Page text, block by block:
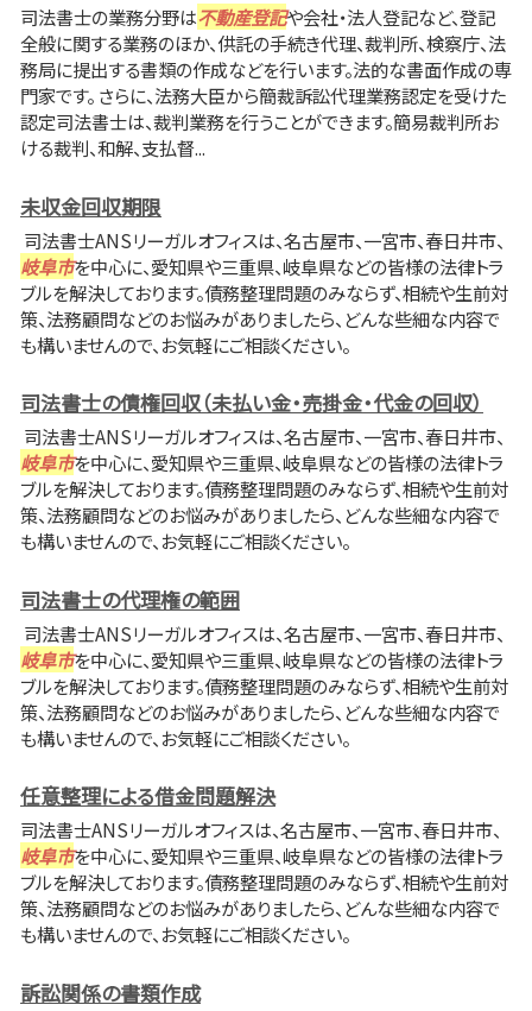
司法書士の業務分野は不動産登記や会社・法人登記など、登記
全般に関する業務のほか、供託の手続き代理、裁判所、検察庁、法
務局に提出する書類の作成などを行います。法的な書面作成の専
門家です。 さらに、法務大臣から簡裁訴訟代理業務認定を受けた
認定司法書士は、裁判業務を行うことができます。簡易裁判所お
ける裁判、和解、支払督...
未収金回収期限
司法書士ANSリーガルオフィスは、名古屋市、一宮市、春日井市、
岐阜市を中心に、愛知県や三重県、岐阜県などの皆様の法律トラ
ブルを解決しております。債務整理問題のみならず、相続や生前対
策、法務顧問などのお悩みがありましたら、どんな些細な内容で
も構いませんので、お気軽にご相談ください。
司法書士の債権回収（未払い金・売掛金・代金の回収）
司法書士ANSリーガルオフィスは、名古屋市、一宮市、春日井市、
岐阜市を中心に、愛知県や三重県、岐阜県などの皆様の法律トラ
ブルを解決しております。債務整理問題のみならず、相続や生前対
策、法務顧問などのお悩みがありましたら、どんな些細な内容で
も構いませんので、お気軽にご相談ください。
司法書士の代理権の範囲
司法書士ANSリーガルオフィスは、名古屋市、一宮市、春日井市、
岐阜市を中心に、愛知県や三重県、岐阜県などの皆様の法律トラ
ブルを解決しております。債務整理問題のみならず、相続や生前対
策、法務顧問などのお悩みがありましたら、どんな些細な内容で
も構いませんので、お気軽にご相談ください。
任意整理による借金問題解決
司法書士ANSリーガルオフィスは、名古屋市、一宮市、春日井市、
岐阜市を中心に、愛知県や三重県、岐阜県などの皆様の法律トラ
ブルを解決しております。債務整理問題のみならず、相続や生前対
策、法務顧問などのお悩みがありましたら、どんな些細な内容で
も構いませんので、お気軽にご相談ください。
訴訟関係の書類作成